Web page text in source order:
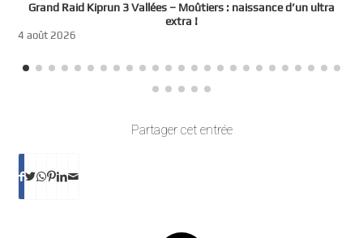
Grand Raid Kiprun 3 Vallées – Moûtiers : naissance d’un ultra
extra !
4 août 2026
Partager cet entrée